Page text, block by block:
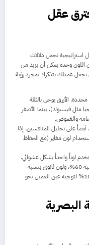
عقل
استراتيجية تحمل دلالات
اللون وحده يمكن أن يزيد من
التجارية بنسبة تصل إلى 80%. لكي تجعل عميلك يتذكرك بمجرد رؤية
الأزرق يوحى بالثقة
مثل فيسبوك)، بينما الأصفر
والغموض.
أيضاً على تحليل المنافسين. إذا
لون مغاير (مع الحفاظ
لوناً واحداً بشكل عشوائي.
القاعدة الذهبية هي استخدام لون أساسي بنسبة 60%، ولون ثانوي بنسبة
30%، ولون تمييزي (Accent Color) بنسبة 10% لتوجيه عين العميل نحو
البصرية